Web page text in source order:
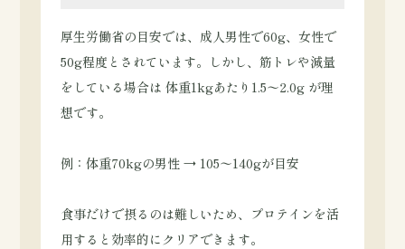
厚生労働省の目安では、成人男性で60g、女性で
50g程度とされています。しかし、筋トレや減量
をしている場合は 体重1kgあたり1.5〜2.0g が理
想です。
例：体重70kgの男性 → 105〜140gが目安
食事だけで摂るのは難しいため、プロテインを活
用すると効率的にクリアできます。